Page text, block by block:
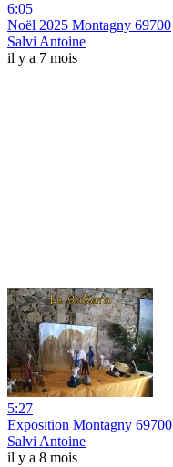
6:05
Noël 2025 Montagny 69700
Salvi Antoine
il y a 7 mois
5:27
Exposition Montagny 69700
Salvi Antoine
il y a 8 mois